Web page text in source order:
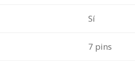
Sí
7 pins